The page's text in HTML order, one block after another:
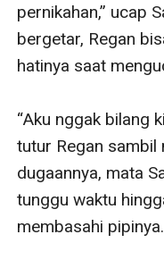
pernikahan,” ucap
bergetar, Regan
hatinya saat
“Aku nggak bilang
tutur Regan sambil
dugaannya, mata
tunggu waktu
membasahi pipinya.